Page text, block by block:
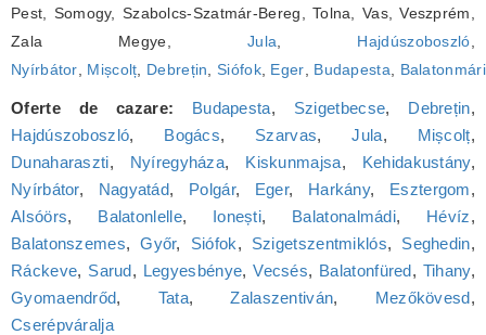
Pest, Somogy, Szabolcs-Szatmár-Bereg, Tolna, Vas, Veszprém,
Zala Megye, Jula Hajdúszoboszló
Nyírbátor
Mișcolț Debrețin ,Siófok, Eger Budapesta
Oferte de cazare: Budapesta, Szigetbecse, Debrețin,
Hajdúszoboszló, Bogács, Szarvas,Jula, Mișcolț,
Dunaharaszti, Nyíregyháza, Kiskunmajsa, Kehidakustány,
Nyírbátor, Nagyatád, Polgár, Eger, Harkány, Esztergom,
Alsóörs, Balatonlelle, Ionești, Balatonalmádi, Hévíz,
Balatonszemes,Győr, Siófok, Szigetszentmiklós, Seghedin,
Ráckeve, Sarud, Legyesbénye,Vecsés, Balatonfüred, Tihany,
Gyomaendrőd, Tata,Zalaszentiván, Mezőkövesd,
Cserépváralja